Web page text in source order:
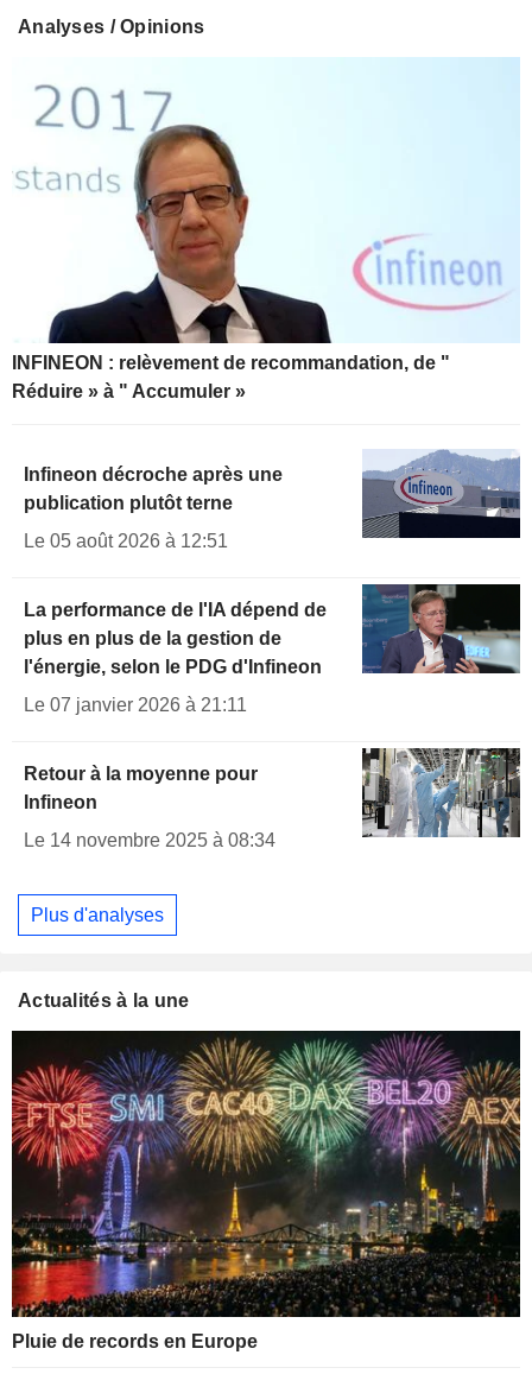
Analyses / Opinions
INFINEON : relèvement de recommandation, de "
Réduire » à " Accumuler »
Infineon décroche après une
publication plutôt terne
Le 05 août 2026 à 12:51
La performance de l'IA dépend de
plus en plus de la gestion de
l'énergie, selon le PDG d'Infineon
Le 07 janvier 2026 à 21:11
Retour à la moyenne pour
Infineon
Le 14 novembre 2025 à 08:34
Plus d'analyses
Actualités à la une
Pluie de records en Europe